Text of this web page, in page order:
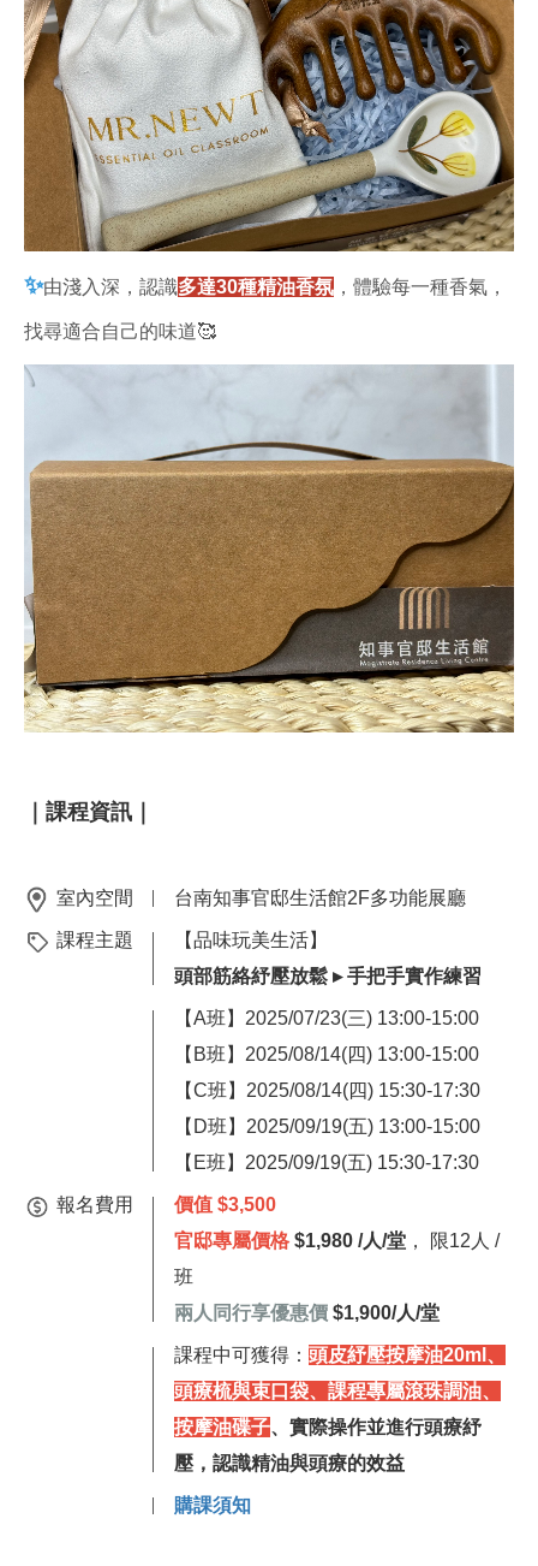
✨由淺入深，認識多達30種精油香氛 ，體驗每一種香氣，
找尋適合自己的味道🥰
｜課程資訊｜
室內空間 台南知事官邸生活館2F多功能展廳
課程主題
【品味玩美生活】
頭部筋絡紓壓放鬆 ▸ 手把手實作練習
【A班】2025/07/23(三) 13:00-15:00
【B班】2025/08/14(四) 13:00-15:00
【C班】2025/08/14(四) 15:30-17:30
【D班】 2025/09/19(五) 13:00-15:00
【E班】2025/09/19(五) 15:30-17:30
報名費用
價值 $3,500
官邸專屬價格 $1,980 /人/堂 ， 限12人 /
班
兩人同行享優惠價 $1,900/人/堂
課程中可獲得： 頭皮紓壓按摩油20ml、
頭療梳與束口袋、課程專屬滾珠調油、
按摩油碟子、實際操作並進行頭療紓
壓，認識精油與頭療的效益
購課須知